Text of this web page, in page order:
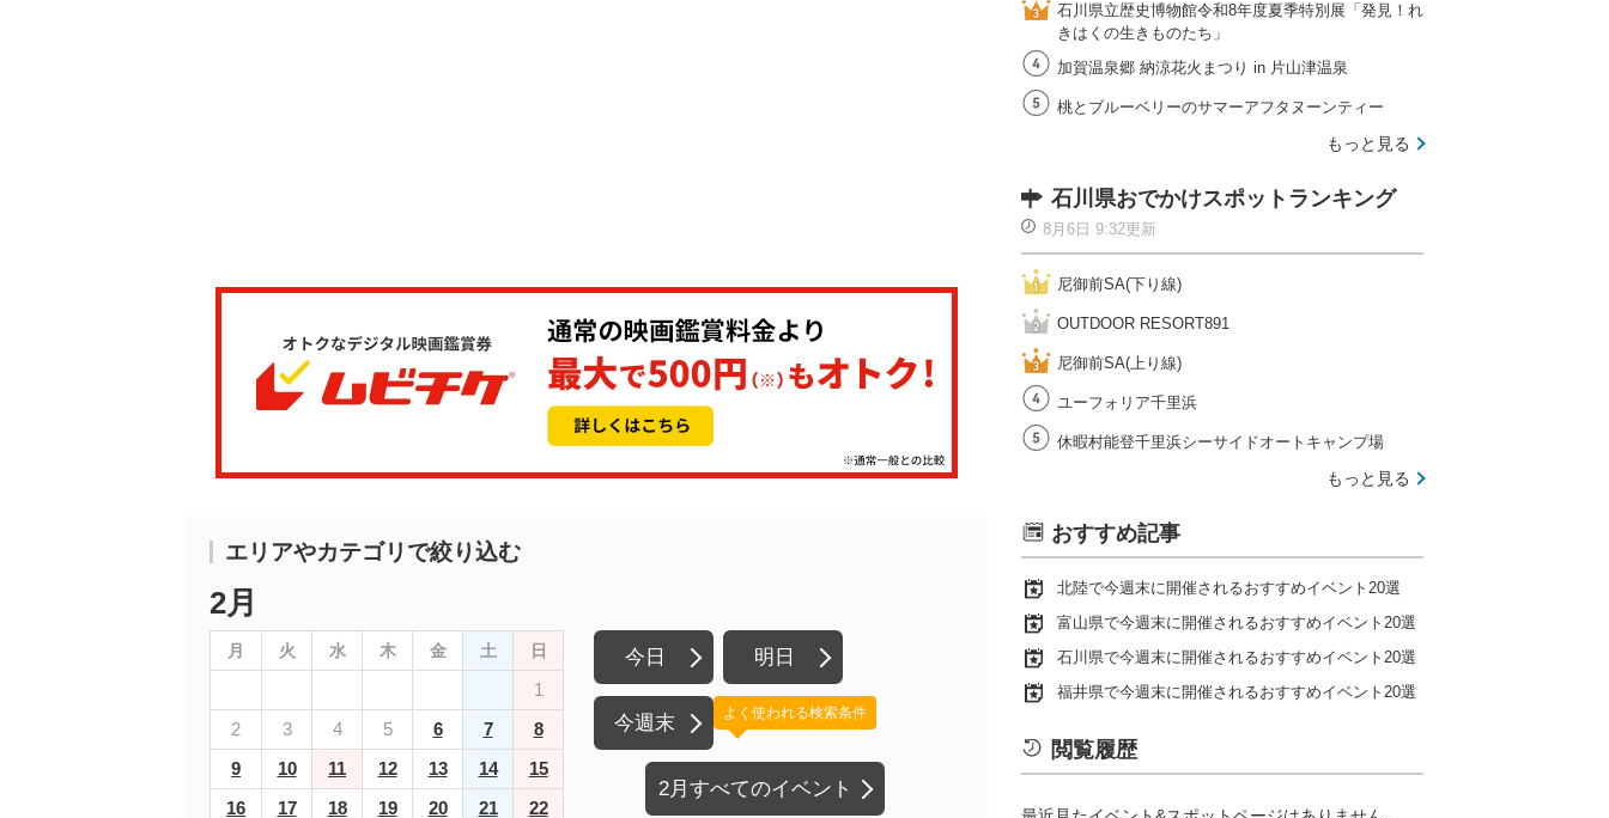
エリアやカテゴリで絞り込む
2月
月 火 水 木 金 土 日
1
2
3 4 5 6 7
8
9
10 11 12 13 14
15
16
17 18 19 20 21
22
今日 明日
今週末
2月すべてのイベント
よく使われる検索条件
石川県立歴史博物館令和8年度夏季特別展「発見！れ
きはくの生きものたち」
加賀温泉郷 納涼花火まつり in 片山津温泉
桃とブルーベリーのサマーアフタヌーンティー
もっと見る
石川県おでかけスポットランキング
8月6日 9:32更新
尼御前SA(下り線)
OUTDOOR RESORT891
尼御前SA(上り線)
ユーフォリア千里浜
休暇村能登千里浜シーサイドオートキャンプ場
もっと見る
おすすめ記事
北陸で今週末に開催されるおすすめイベント20選
富山県で今週末に開催されるおすすめイベント20選
石川県で今週末に開催されるおすすめイベント20選
福井県で今週末に開催されるおすすめイベント20選
閲覧履歴